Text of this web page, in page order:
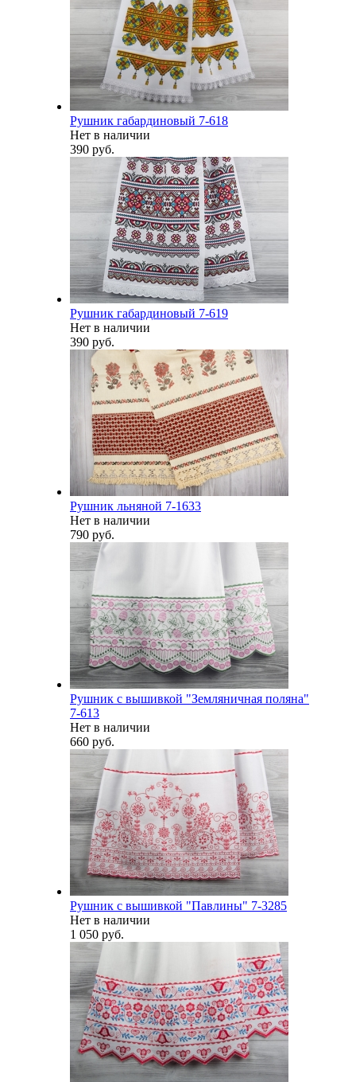
Рушник габардиновый 7-618
Нет в наличии
390 руб.
Рушник габардиновый 7-619
Нет в наличии
390 руб.
Рушник льняной 7-1633
Нет в наличии
790 руб.
Рушник с вышивкой "Земляничная поляна"
7-613
Нет в наличии
660 руб.
Рушник с вышивкой "Павлины" 7-3285
Нет в наличии
1 050 руб.